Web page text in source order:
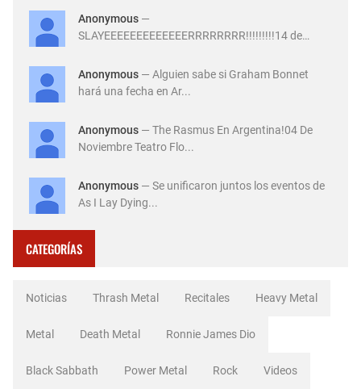
Anonymous —
SLAYEEEEEEEEEEEEERRRRRRRR!!!!!!!!!14 de
Anonymous — Alguien sabe si Graham Bonnet
hará una fecha en Ar...
Anonymous — The Rasmus En Argentina!04 De
Noviembre Teatro Flo...
Anonymous — Se unificaron juntos los eventos de
As I Lay Dying...
CATEGORÍAS
Noticias Thrash Metal Recitales Heavy Metal
Metal Death Metal Ronnie James Dio
Black Sabbath Power Metal Rock Videos